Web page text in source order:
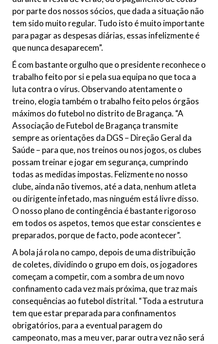
por parte dos nossos sócios, que dada a situação não
tem sido muito regular. Tudo isto é muito importante
para pagar as despesas diárias, essas infelizmente é
que nunca desaparecem”.
É com bastante orgulho que o presidente reconhece o
trabalho feito por si e pela sua equipa no que toca a
luta contra o vírus. Observando atentamente o
treino, elogia também o trabalho feito pelos órgãos
máximos do futebol no distrito de Bragança. “A
Associação de Futebol de Bragança transmite
sempre as orientações da DGS – Direção Geral da
Saúde – para que, nos treinos ou nos jogos, os clubes
possam treinar e jogar em segurança, cumprindo
todas as medidas impostas. Felizmente no nosso
clube, ainda não tivemos, até a data, nenhum atleta
ou dirigente infetado, mas ninguém está livre disso.
O nosso plano de contingência é bastante rigoroso
em todos os aspetos, temos que estar conscientes e
preparados, porque de facto, pode acontecer”.
A bola já rola no campo, depois de uma distribuição
de coletes, dividindo o grupo em dois, os jogadores
começam a competir, com a sombra de um novo
confinamento cada vez mais próxima, que traz mais
consequências ao futebol distrital. “Toda a estrutura
tem que estar preparada para confinamentos
obrigatórios, para a eventual paragem do
campeonato, mas a meu ver, parar outra vez não será